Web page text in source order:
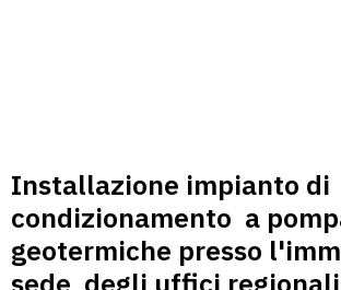
Installazione impianto di
condizionamento a
geotermiche presso
sede degli uffici